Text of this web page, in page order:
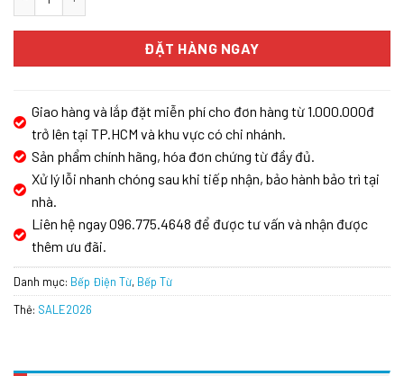
ĐẶT HÀNG NGAY
Giao hàng và lắp đặt miễn phí cho đơn hàng từ 1.000.000đ
trở lên tại TP.HCM và khu vực có chi nhánh.
Sản phẩm chính hãng, hóa đơn chứng từ đầy đủ.
Xử lý lỗi nhanh chóng sau khi tiếp nhận, bảo hành bảo trì tại
nhà.
Liên hệ ngay 096.775.4648 để được tư vấn và nhận được
thêm ưu đãi.
Danh mục: Bếp Điện Từ, Bếp Từ
Thẻ: SALE2026